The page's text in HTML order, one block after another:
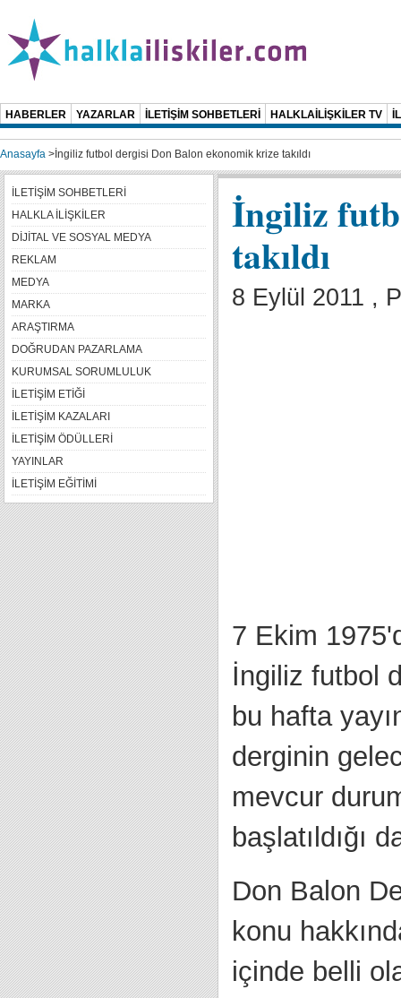
HABERLER YAZARLAR İLETİŞİM SOHBETLERİ HALKLAİLİŞKİLER TV
Anasayfa > İngiliz futbol dergisi Don Balon ekonomik krize takıldı
İngiliz
takıldı
8 Eylül 2011 ,
7 Ekim
İngiliz futbol
bu hafta
derginin
mevcur
başlatıldığı
Don Balon
konu
içinde belli
İLETİŞİM SOHBETLERİ
HALKLA İLİŞKİLER
DİJİTAL VE SOSYAL MEDYA
REKLAM
MEDYA
MARKA
ARAŞTIRMA
DOĞRUDAN PAZARLAMA
KURUMSAL SORUMLULUK
İLETİŞİM ETİĞİ
İLETİŞİM KAZALARI
İLETİŞİM ÖDÜLLERİ
YAYINLAR
İLETİŞİM EĞİTİMİ